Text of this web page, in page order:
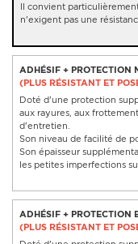
Il convient
n'exigent pas une
ADHÉSIF + PROTECTION
(PLUS RÉSISTANT ET
Doté d'une protection
aux rayures, aux
d'entretien.
Son niveau de facilité de
Son épaisseur
les petites imperfections
ADHÉSIF + PROTECTION
(PLUS RÉSISTANT ET